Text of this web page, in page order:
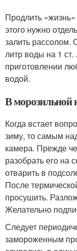
Продлить
этого нужно
залить рассолом.
литр воды на 1
приготовлении
водой.
В морозильной
Когда встает
зиму, то самым
камера. Прежде
разобрать его на
отварить в
После
просушить.
Желательно
Следует
замороженным